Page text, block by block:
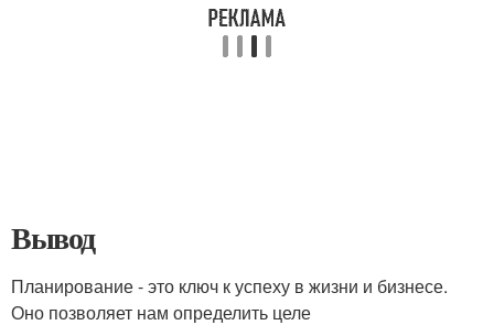
Вывод
Планирование - это ключ к успеху в жизни и бизнесе.
Оно позволяет нам определить целе